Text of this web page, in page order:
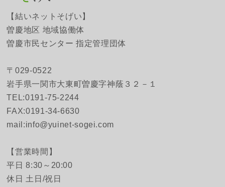
【結いネットそげい】
曽慶地区 地域協働体
曽慶市民センター 指定管理団体
〒029-0522
岩手県一関市大東町曽慶字神蔭３２－１
TEL:0191-75-2244
FAX:0191-34-6630
mail:info@yuinet-sogei.com
【営業時間】
平日 8:30～20:00
休日 土日/祝日